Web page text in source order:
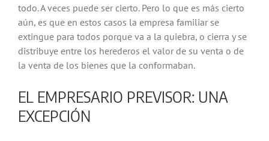
todo. A veces puede ser cierto. Pero lo que es más cierto
aún, es que en estos casos la empresa familiar se
extingue para todos porque va a la quiebra, o cierra y se
distribuye entre los herederos el valor de su venta o de
la venta de los bienes que la conformaban.
EL EMPRESARIO PREVISOR: UNA
EXCEPCIÓN